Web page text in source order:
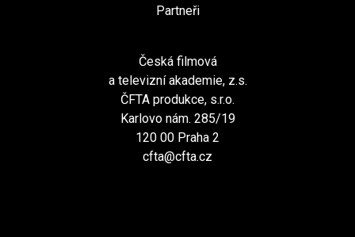
Partneři
Česká filmová
a televizní akademie, z.s.
ČFTA produkce, s.r.o.
Karlovo nám. 285/19
120 00 Praha 2
cfta@cfta.cz